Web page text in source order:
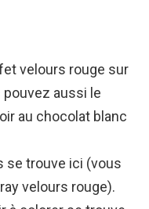
velours rouge sur
aussi le
au chocolat blanc
se trouve ici (vous
velours rouge).